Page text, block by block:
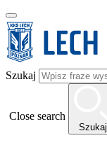
Szukaj
Close search
Szukaj